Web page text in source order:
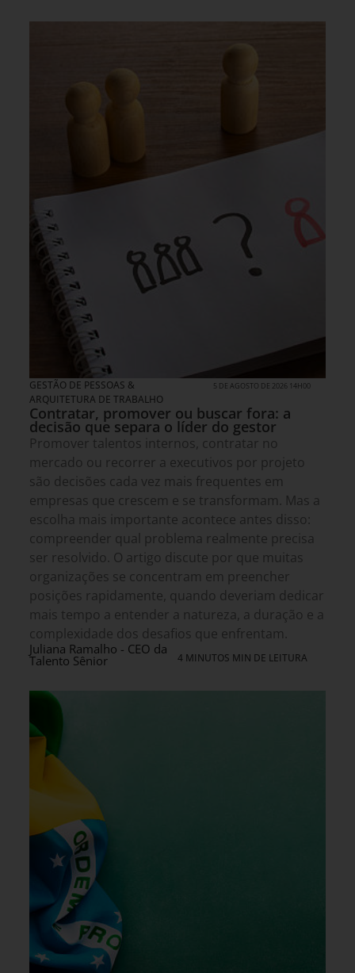
GESTÃO DE PESSOAS &
ARQUITETURA DE TRABALHO
5 DE AGOSTO DE 2026 14H00
Contratar, promover ou buscar fora: a
decisão que separa o líder do gestor
Promover talentos internos, contratar no
mercado ou recorrer a executivos por projeto
são decisões cada vez mais frequentes em
empresas que crescem e se transformam. Mas a
escolha mais importante acontece antes disso:
compreender qual problema realmente precisa
ser resolvido. O artigo discute por que muitas
organizações se concentram em preencher
posições rapidamente, quando deveriam dedicar
mais tempo a entender a natureza, a duração e a
complexidade dos desafios que enfrentam.
Juliana Ramalho - CEO da
Talento Sênior 4 MINUTOS MIN DE LEITURA